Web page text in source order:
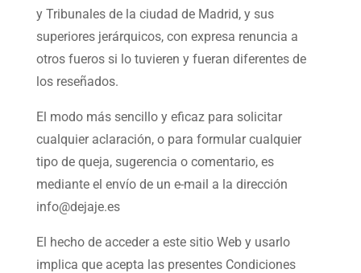
y Tribunales de la ciudad de Madrid, y sus
superiores jerárquicos, con expresa renuncia a
otros fueros si lo tuvieren y fueran diferentes de
los reseñados.
El modo más sencillo y eficaz para solicitar
cualquier aclaración, o para formular cualquier
tipo de queja, sugerencia o comentario, es
mediante el envío de un e-mail a la dirección
info@dejaje.es
El hecho de acceder a este sitio Web y usarlo
implica que acepta las presentes Condiciones